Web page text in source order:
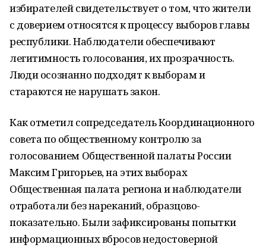
избирателей свидетельствует о том, что жители
с доверием относятся к процессу выборов главы
республики. Наблюдатели обеспечивают
легитимность голосования, их прозрачность.
Люди осознанно подходят к выборам и
стараются не нарушать закон.
Как отметил сопредседатель Координационного
совета по общественному контролю за
голосованием Общественной палаты России
Максим Григорьев, на этих выборах
Общественная палата региона и наблюдатели
отработали без нареканий, образцово-
показательно. Были зафиксированы попытки
информационных вбросов недостоверной